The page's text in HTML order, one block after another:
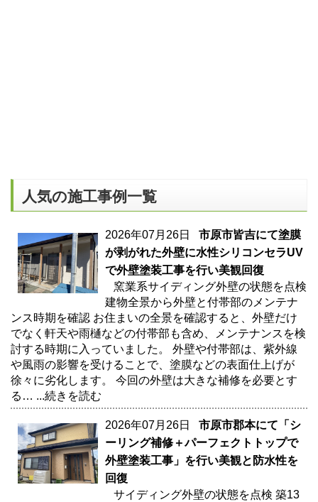
人気の施工事例一覧
2026年07月26日 市原市皆吉にて塗膜
が剥がれた外壁に水性シリコンセラUV
で外壁塗装工事を行い美観回復
窯業系サイディング外壁の状態を点検
建物全景から外壁と付帯部のメンテナ
ンス時期を確認 お住まいの全景を確認すると、外壁だけ
でなく軒天や雨樋などの付帯部も含め、メンテナンスを検
討する時期に入っていました。 外壁や付帯部は、紫外線
や風雨の影響を受けることで、塗膜などの表面仕上げが
徐々に劣化します。 今回の外壁は大きな補修を必要とす
る… ...続きを読む
2026年07月26日 市原市郡本にて「シ
ーリング補修＋パーフェクトトップで
外壁塗装工事」を行い美観と防水性を
回復
サイディング外壁の状態を点検 築13